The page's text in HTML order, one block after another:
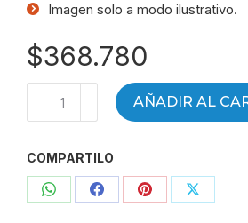
Imagen solo a modo ilustrativo.
$368.780
3/8"
-
Rollo
AÑADIR AL
COMPARTILO
CompartirCompartirCompartir